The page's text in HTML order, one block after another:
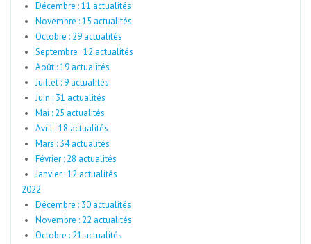
Décembre : 11 actualités
Novembre : 15 actualités
Octobre : 29 actualités
Septembre : 12 actualités
Août : 19 actualités
Juillet : 9 actualités
Juin : 31 actualités
Mai : 25 actualités
Avril : 18 actualités
Mars : 34 actualités
Février : 28 actualités
Janvier : 12 actualités
2022
Décembre : 30 actualités
Novembre : 22 actualités
Octobre : 21 actualités